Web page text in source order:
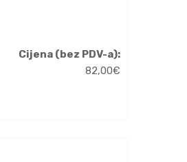
Cijena (bez PDV-a):
82,00€